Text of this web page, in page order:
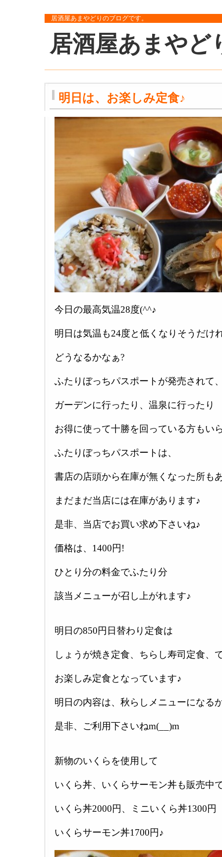
居酒屋あまやどりのブログです。
居酒屋あまやど
明日は、お楽しみ定食♪
今日の最高気温28度(^^♪
明日は気温も24度と低くなりそうだけ
どうなるかなぁ?
ふたりぼっちパスポートが発売されて
ガーデンに行ったり、温泉に行ったり
お得に使って十勝を回っている方もい
ふたりぼっちパスポートは、
書店の店頭から在庫が無くなった所も
まだまだ当店には在庫があります♪
是非、当店でお買い求め下さいね♪
価格は、1400円!
ひとり分の料金でふたり分
該当メニューが召し上がれます♪
明日の850円日替わり定食は
しょうが焼き定食、ちらし寿司定食、
お楽しみ定食となっています♪
明日の内容は、秋らしメニューになる
是非、ご利用下さいねm(__)m
新物のいくらを使用して
いくら丼、いくらサーモン丼も販売中
いくら丼2000円、ミニいくら丼1300円
いくらサーモン丼1700円♪